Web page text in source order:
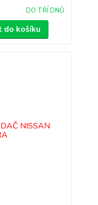
DO TŘÍ DNŮ
do košíku